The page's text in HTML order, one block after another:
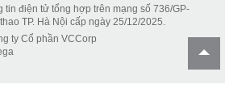
tin điện tử tổng hợp trên mạng số 736/GP-
TP. Hà Nội cấp ngày 25/12/2025.
ty Cổ phần VCCorp